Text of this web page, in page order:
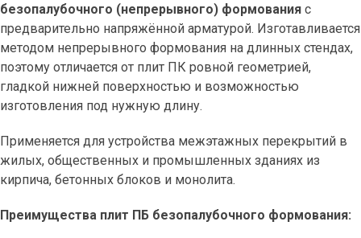
безопалубочного (непрерывного) формования с
предварительно напряжённой арматурой. Изготавливается
методом непрерывного формования на длинных стендах,
поэтому отличается от плит ПК ровной геометрией,
гладкой нижней поверхностью и возможностью
изготовления под нужную длину.
Применяется для устройства межэтажных перекрытий в
жилых, общественных и промышленных зданиях из
кирпича, бетонных блоков и монолита.
Преимущества плит ПБ безопалубочного формования: